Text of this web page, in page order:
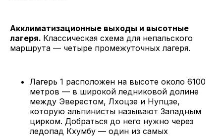
Акклиматизационные выходы и высотные
лагеря. Классическая схема для непальского
маршрута — четыре промежуточных лагеря.
Лагерь 1 расположен на высоте около 6100
метров — в широкой ледниковой долине
между Эверестом, Лхоцзе и Нупцзе,
которую альпинисты называют Западным
цирком. Добраться до него нужно через
ледопад Кхумбу — один из самых